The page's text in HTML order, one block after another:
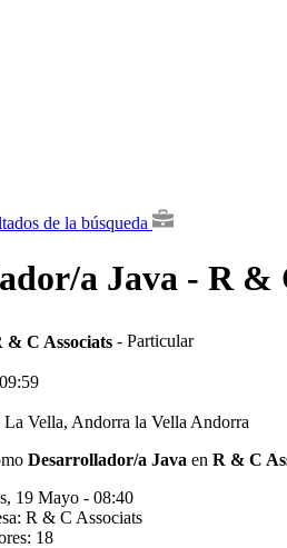
de la búsqueda
a Java - R &
& C Associats- Particular
Vella, Andorra la Vella Andorra
Desarrollador/a Java en R & C
19 Mayo - 08:40
R & C Associats
18